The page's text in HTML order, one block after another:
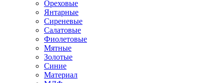
Ореховые
Янтарные
Сиреневые
Салатовые
Фиолетовые
Мятные
Золотые
Синие
Материал